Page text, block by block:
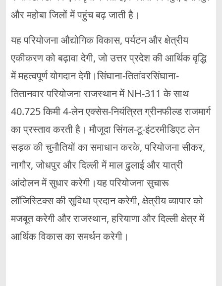
और महोबा जिलों में पहुंच बढ़ जाती है।
यह परियोजना औद्योगिक विकास, पर्यटन और क्षेत्रीय
एकीकरण को बढ़ावा देगी, जो उत्तर प्रदेश की आर्थिक वृद्धि
में महत्वपूर्ण योगदान देगी।सिंघाना-तितांवरसिंघाना-
तितानवार परियोजना राजस्थान में NH-311 के साथ
40.725 किमी 4-लेन एक्सेस-नियंत्रित ग्रीनफील्ड राजमार्ग
का प्रस्ताव करती है। मौजूदा सिंगल-टू-इंटरमीडिएट लेन
सड़क की चुनौतियों का समाधान करके, परियोजना सीकर,
नागौर, जोधपुर और दिल्ली में माल ढुलाई और यात्री
आंदोलन में सुधार करेगी।यह परियोजना सुचारू
लॉजिस्टिक्स की सुविधा प्रदान करेगी, क्षेत्रीय व्यापार को
मजबूत करेगी और राजस्थान, हरियाणा और दिल्ली क्षेत्र में
आर्थिक विकास का समर्थन करेगी।